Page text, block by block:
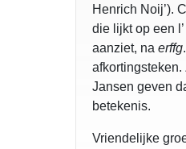
Henrich Noij’).
die lijkt op een
aanziet, na erffg
Jansen geven
betekenis.
Vriendelijke